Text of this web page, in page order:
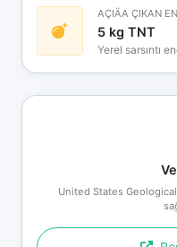
AÇIÄA ÇIKAN
5 kg TNT
Yerel sarsıntı
United States Geological